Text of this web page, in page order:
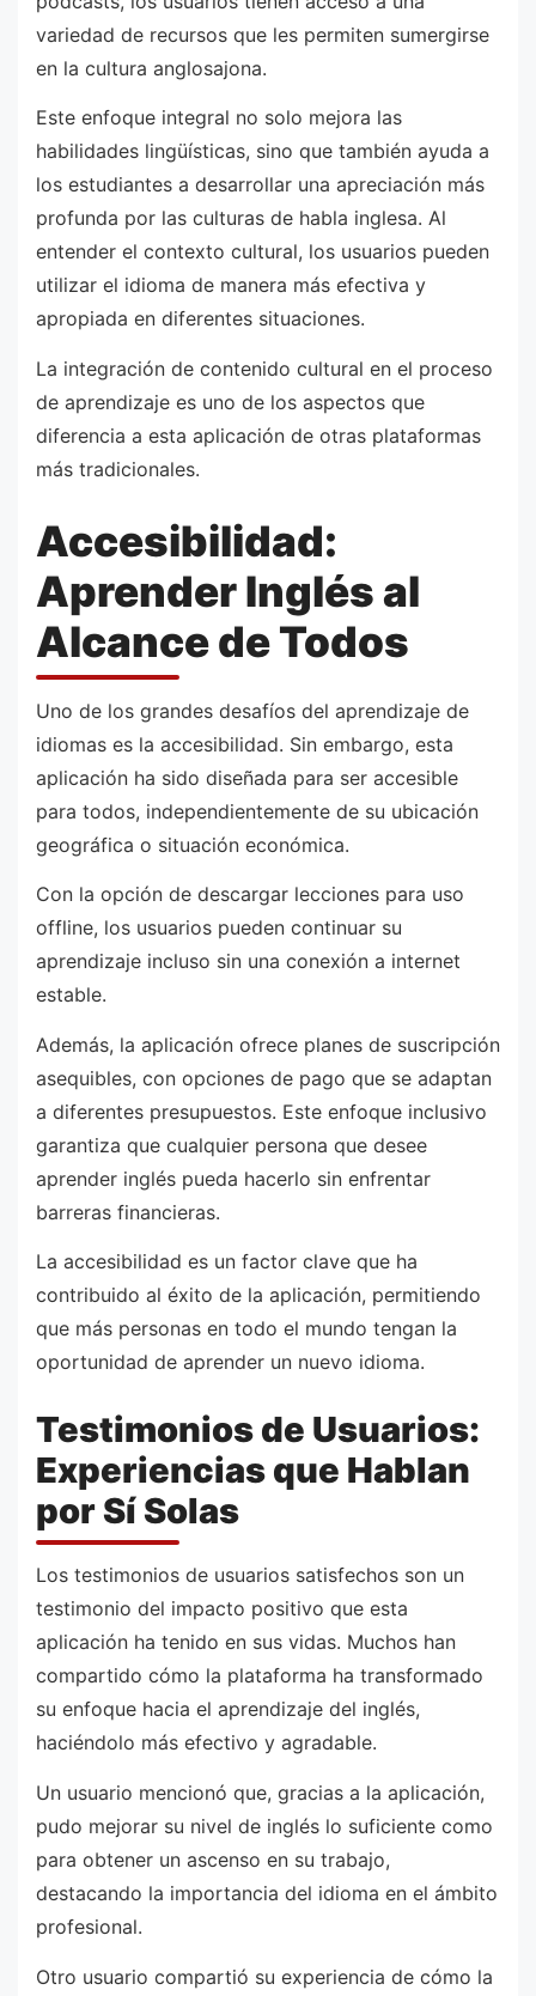
variedad de recursos que les permiten sumergirse
en la cultura anglosajona.
Este enfoque integral no solo mejora las
habilidades lingüísticas, sino que también ayuda a
los estudiantes a desarrollar una apreciación más
profunda por las culturas de habla inglesa. Al
entender el contexto cultural, los usuarios pueden
utilizar el idioma de manera más efectiva y
apropiada en diferentes situaciones.
La integración de contenido cultural en el proceso
de aprendizaje es uno de los aspectos que
diferencia a esta aplicación de otras plataformas
más tradicionales.
Accesibilidad:
Aprender Inglés al
Alcance de Todos
Uno de los grandes desafíos del aprendizaje de
idiomas es la accesibilidad. Sin embargo, esta
aplicación ha sido diseñada para ser accesible
para todos, independientemente de su ubicación
geográfica o situación económica.
Con la opción de descargar lecciones para uso
offline, los usuarios pueden continuar su
aprendizaje incluso sin una conexión a internet
estable.
Además, la aplicación ofrece planes de suscripción
asequibles, con opciones de pago que se adaptan
a diferentes presupuestos. Este enfoque inclusivo
garantiza que cualquier persona que desee
aprender inglés pueda hacerlo sin enfrentar
barreras financieras.
La accesibilidad es un factor clave que ha
contribuido al éxito de la aplicación, permitiendo
que más personas en todo el mundo tengan la
oportunidad de aprender un nuevo idioma.
Testimonios de Usuarios:
Experiencias que Hablan
por Sí Solas
Los testimonios de usuarios satisfechos son un
testimonio del impacto positivo que esta
aplicación ha tenido en sus vidas. Muchos han
compartido cómo la plataforma ha transformado
su enfoque hacia el aprendizaje del inglés,
haciéndolo más efectivo y agradable.
Un usuario mencionó que, gracias a la aplicación,
pudo mejorar su nivel de inglés lo suficiente como
para obtener un ascenso en su trabajo,
destacando la importancia del idioma en el ámbito
profesional.
Otro usuario compartió su experiencia de cómo la